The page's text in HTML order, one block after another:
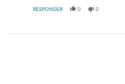
RESPONDER 0 0